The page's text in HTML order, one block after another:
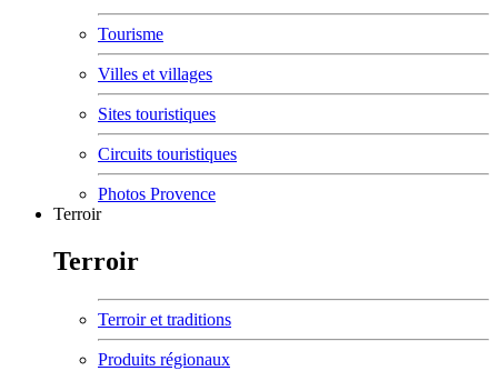
Tourisme
Villes et villages
Sites touristiques
Circuits touristiques
Photos Provence
Terroir
Terroir
Terroir et traditions
Produits régionaux